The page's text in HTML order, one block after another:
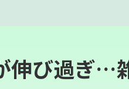
伸び過ぎ…